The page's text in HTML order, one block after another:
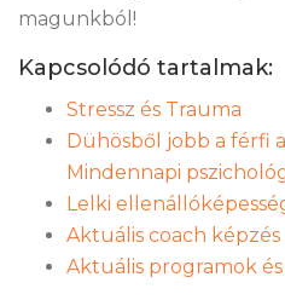
magunkból!
Kapcsolódó tartalmak:
Stressz és Trauma
Dühösből jobb a férfi
Mindennapi
Lelki
Aktuális coach képzés
Aktuális programok